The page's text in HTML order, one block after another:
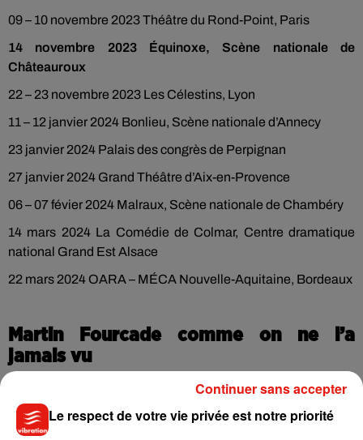
09 – 10 novembre 2023 Théâtre du Rond-Point, Paris
14 novembre 2023 Équinoxe, Scène nationale de
Châteauroux
22 – 23 novembre 2023 Les Célestins, Lyon
11 – 12 janvier 2024 Bonlieu, Scène nationale d’Annecy
23 janvier 2024 Palais des congrès de Perpignan
27 janvier 2024 Grand Théâtre d’Aix-en-Provence
06 – 07 févier 2024 Malraux, Scène nationale de Chambéry
14 mars 2024 La Comédie de Colmar, Centre dramatique
national Grand Est Alsace
22 mars 2024 OARA – MÉCA Nouvelle-Aquitaine, Bordeaux
Martin Fourcade comme on ne l’a
jamais vu
Dans Hors-piste, Martin Fourcade revient sur son parcours
de sportif de très haut niveau à travers
des récits intimes et
des confessions sur les coulisses de la compétition.
Le respect de votre vie privée est notre priorité
Continuer sans accepter